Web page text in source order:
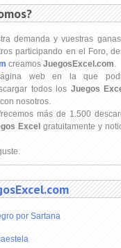
demanda y vuestras
participando en el Foro,
creamos JuegosExcel.com
web en la que
todos los Juegos
nosotros.
más de 1.500
Excel gratuitamente y
por Sartana